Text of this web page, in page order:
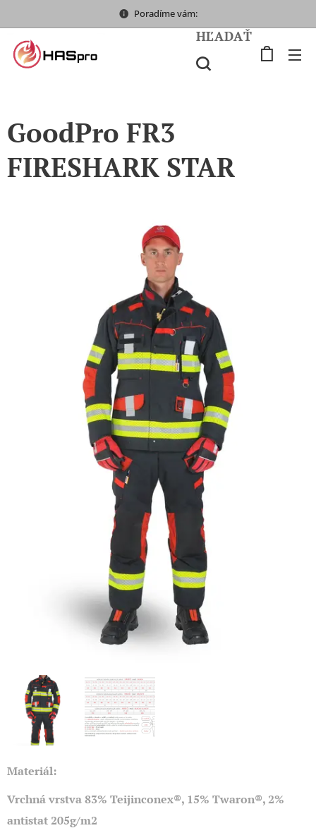
Poradíme vám:
HĽADAŤ
GoodPro FR3
FIRESHARK STAR
Materiál:
Vrchná vrstva 83% Teijinconex®, 15% Twaron®, 2%
antistat 205g/m2